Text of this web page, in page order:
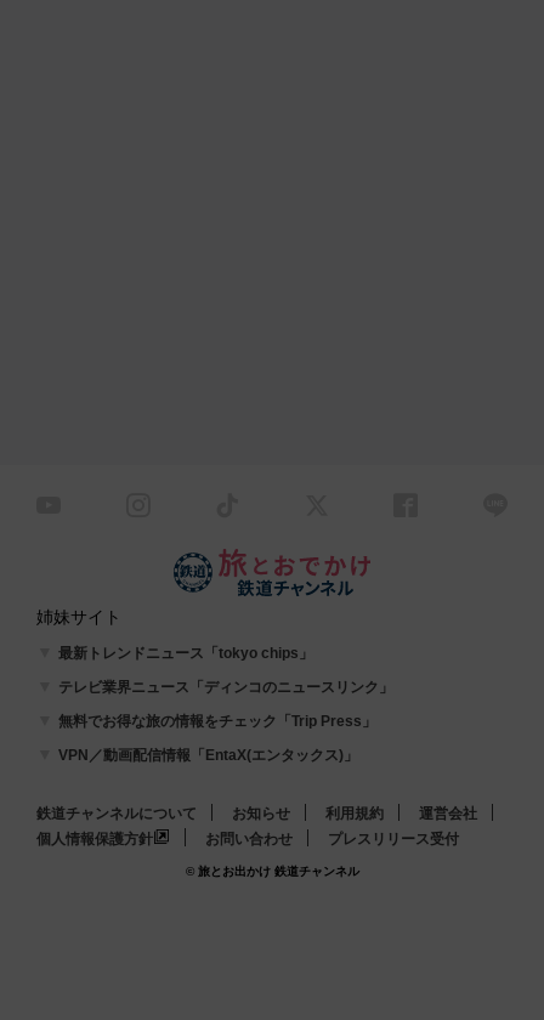
姉妹サイト
最新トレンドニュース「tokyo chips」
テレビ業界ニュース「ディンコのニュースリンク」
無料でお得な旅の情報をチェック「Trip Press」
VPN／動画配信情報「EntaX(エンタックス)」
鉄道チャンネルについて お知らせ 利用規約
運営会社
個人情報保護方針
お問い合わせ プレスリリース受付
© 旅とお出かけ 鉄道チャンネル